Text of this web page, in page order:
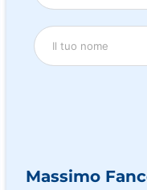
Massimo